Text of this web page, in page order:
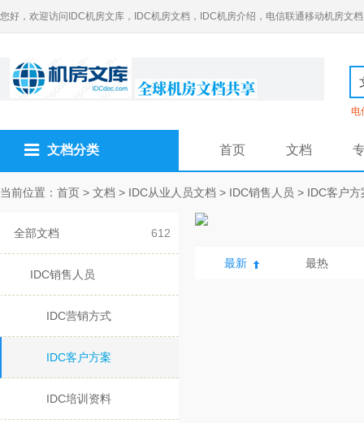
您好，欢迎访问IDC机房文库，IDC机房文档，IDC机房介绍，电信联通移动机房文档
电
文档分类 首页 文档
当前位置： 首页 > 文档 > IDC从业人员文档 > IDC销售人员 > IDC客户方
全部文档 612
IDC销售人员
IDC营销方式
IDC客户方案
IDC培训资料
最新 最热